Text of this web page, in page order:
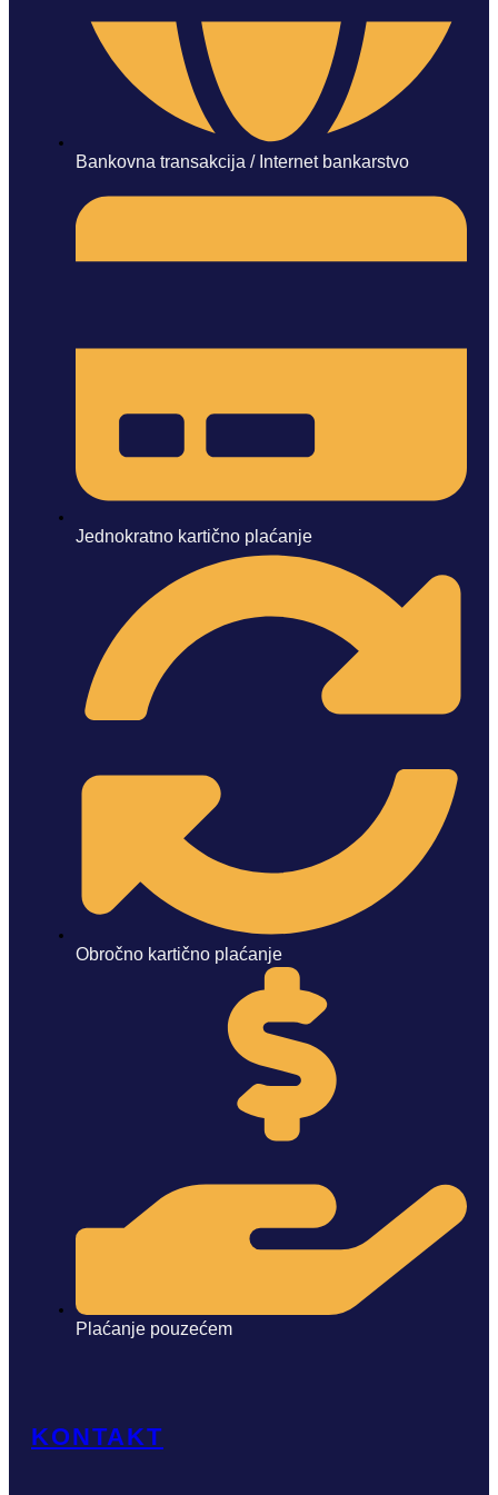
Bankovna transakcija / Internet bankarstvo
Jednokratno kartično plaćanje
Obročno kartično plaćanje
Plaćanje pouzećem
KONTAKT